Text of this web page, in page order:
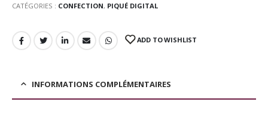
CATÉGORIES : CONFECTION, PIQUÉ DIGITAL
ADD TO WISHLIST
INFORMATIONS COMPLÉMENTAIRES